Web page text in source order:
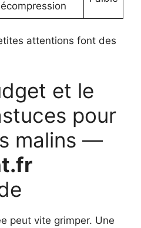
attentions font des
et le
pour
malins —
peut vite grimper. Une